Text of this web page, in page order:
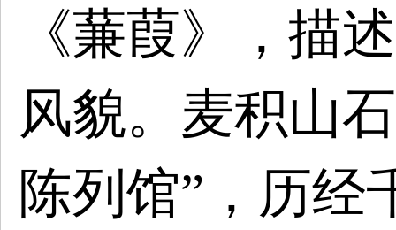
《蒹葭》，描
风貌。麦积山
陈列馆”，历经